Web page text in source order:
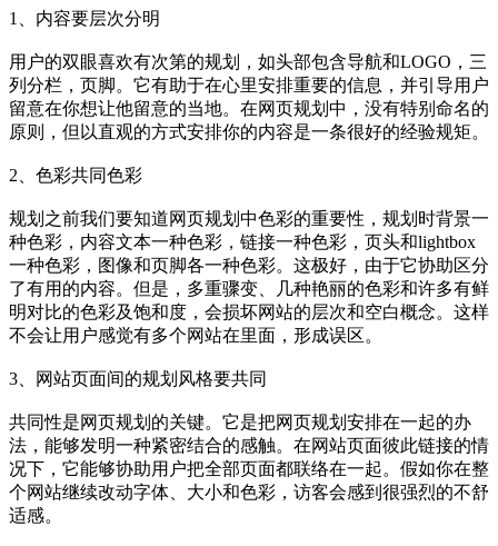
1、内容要层次分明
用户的双眼喜欢有次第的规划，如头部包含导航和LOGO，三
列分栏，页脚。它有助于在心里安排重要的信息，并引导用户
留意在你想让他留意的当地。在网页规划中，没有特别命名的
原则，但以直观的方式安排你的内容是一条很好的经验规矩。
2、色彩共同色彩
规划之前我们要知道网页规划中色彩的重要性，规划时背景一
种色彩，内容文本一种色彩，链接一种色彩，页头和lightbox
一种色彩，图像和页脚各一种色彩。这极好，由于它协助区分
了有用的内容。但是，多重骤变、几种艳丽的色彩和许多有鲜
明对比的色彩及饱和度，会损坏网站的层次和空白概念。这样
不会让用户感觉有多个网站在里面，形成误区。
3、网站页面间的规划风格要共同
共同性是网页规划的关键。它是把网页规划安排在一起的办
法，能够发明一种紧密结合的感触。在网站页面彼此链接的情
况下，它能够协助用户把全部页面都联络在一起。假如你在整
个网站继续改动字体、大小和色彩，访客会感到很强烈的不舒
适感。